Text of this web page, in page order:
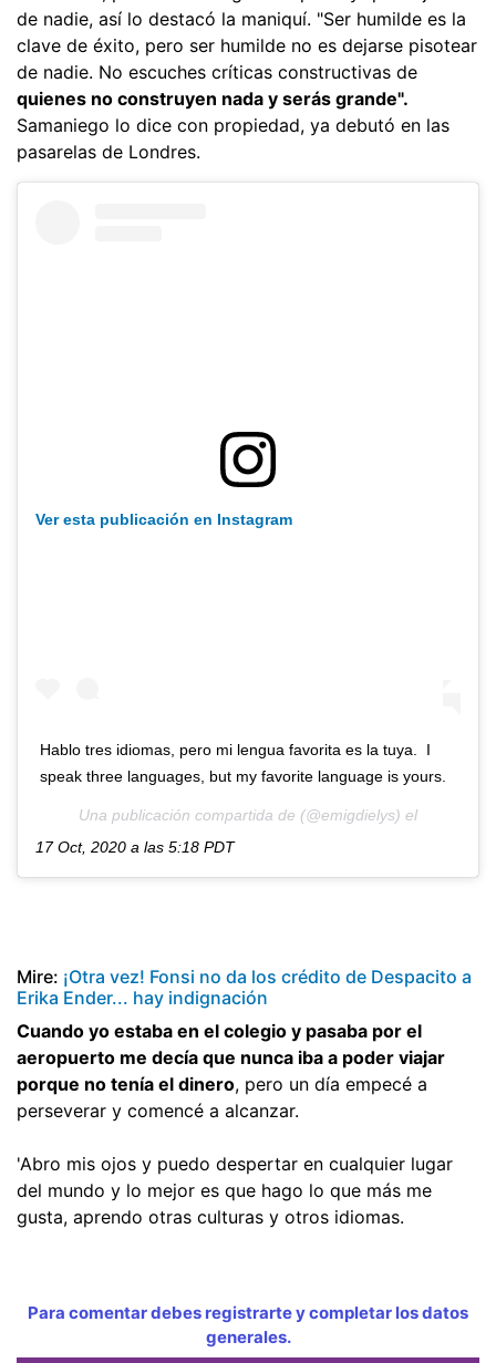
de nadie, así lo destacó la maniquí. "Ser humilde es la
clave de éxito, pero ser humilde no es dejarse pisotear
de nadie. No escuches críticas constructivas de
quienes no construyen nada y serás grande".
Samaniego lo dice con propiedad, ya debutó en las
pasarelas de Londres.
Ver esta publicación en Instagram
Hablo tres idiomas, pero mi lengua favorita es la tuya. I
speak three languages, but my favorite language is yours.
Una publicación compartida de (@emigdielys) el
17 Oct, 2020 a las 5:18 PDT
Mire: ¡Otra vez! Fonsi no da los crédito de Despacito a
Erika Ender... hay indignación
Cuando yo estaba en el colegio y pasaba por el
aeropuerto me decía que nunca iba a poder viajar
porque no tenía el dinero, pero un día empecé a
perseverar y comencé a alcanzar.
'Abro mis ojos y puedo despertar en cualquier lugar
del mundo y lo mejor es que hago lo que más me
gusta, aprendo otras culturas y otros idiomas.
Para comentar debes registrarte y completar los datos
generales.